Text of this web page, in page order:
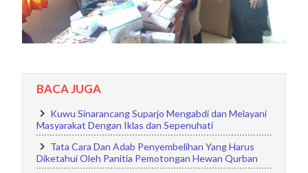
BACA JUGA
Kuwu Sinarancang Suparjo Mengabdi dan Melayani
Masyarakat Dengan Iklas dan Sepenuhati
Tata Cara Dan Adab Penyembelihan Yang Harus
Diketahui Oleh Panitia Pemotongan Hewan Qurban